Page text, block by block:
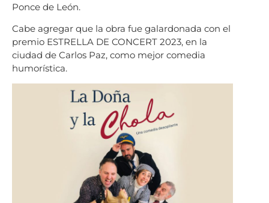
Ponce de León.
Cabe agregar que la obra fue galardonada con el
premio ESTRELLA DE CONCERT 2023, en la
ciudad de Carlos Paz, como mejor comedia
humorística.